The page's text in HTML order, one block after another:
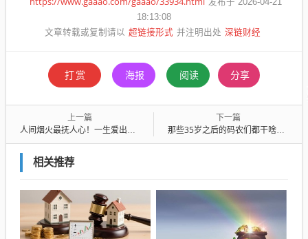
发布于 2026-04-21
18:13:08
文章转载或复制请以 超链接形式 并注明出处 深链财经
打赏 海报 阅读 分享
上一篇
人间烟火最抚人心！一生爱出片的韩国人，被广东教育了
下一篇
那些35岁之后的码农们都干啥去了
相关推荐